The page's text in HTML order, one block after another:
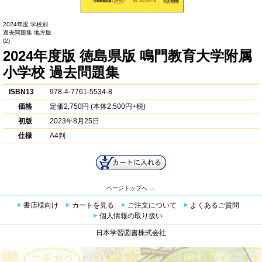
2024年度 学校別
過去問題集 地方版
(2)
2024年度版 徳島県版 鳴門教育大学附属
小学校 過去問題集
ISBN13
978-4-7761-5534-8
価格
定価2,750円 (本体2,500円+税)
初版
2023年8月25日
仕様
A4判
ページトップへ
書店様向け カートを見る ご注文について
よくあるご質問
個人情報の取り扱い
日本学習図書株式会社